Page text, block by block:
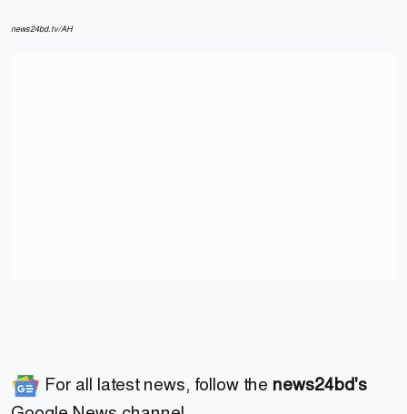
news24bd.tv/AH
For all latest news, follow the news24bd's